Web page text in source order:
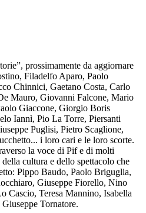
prossimamente da aggiornare
Filadelfo Aparo, Paolo
Chinnici, Gaetano Costa, Carlo
Mauro, Giovanni Falcone, Mario
Giaccone, Giorgio Boris
Iannì, Pio La Torre, Piersanti
Puglisi, Pietro Scaglione,
i loro cari e le loro scorte.
la voce di Pif e di molti
cultura e dello spettacolo che
Pippo Baudo, Paolo Briguglia,
Giuseppe Fiorello, Nino
Cascio, Teresa Mannino, Isabella
Tornatore.